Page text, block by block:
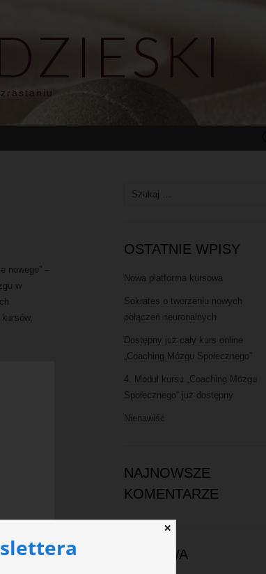
nowego” –
w
OSTATNIE WPISY
Nowa platforma kursowa
Sokrates o tworzeniu nowych
połączeń neuronalnych
Dostępny już cały kurs online
„Coaching Mózgu Społecznego”
4. Moduł kursu „Coaching Mózgu
Społecznego” już dostępny
Nienawiść
NAJNOWSZE
KOMENTARZE
ARCHIWA
✕